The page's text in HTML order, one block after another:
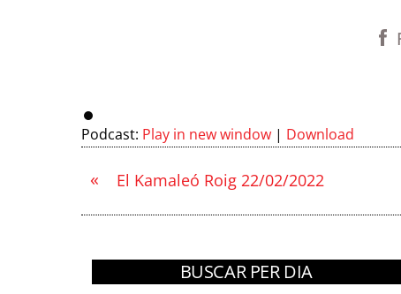
Podcast: Play in new window | Download
« El Kamaleó Roig 22/02/2022
BUSCAR PER DIA